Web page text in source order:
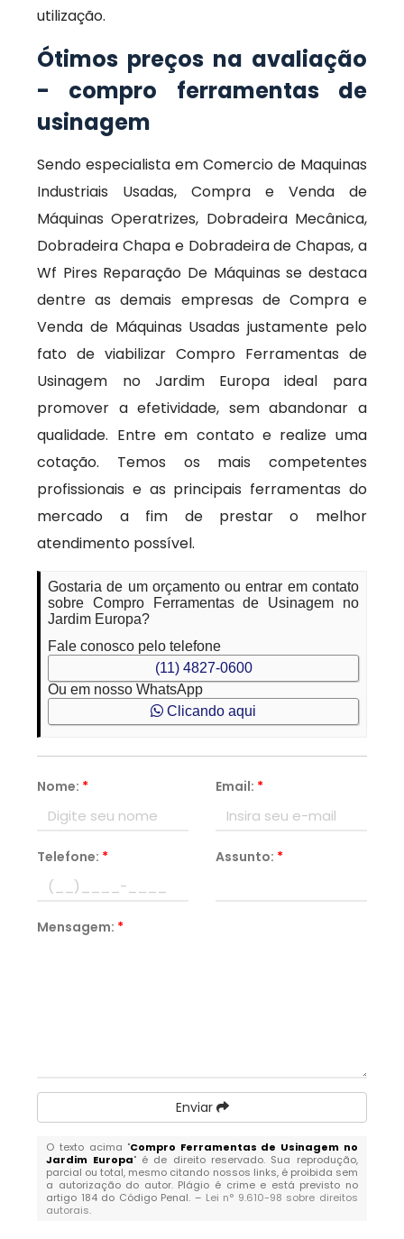
utilização.
Ótimos preços na avaliação
- compro ferramentas de
usinagem
Sendo especialista em Comercio de Maquinas
Industriais Usadas, Compra e Venda de
Máquinas Operatrizes, Dobradeira Mecânica,
Dobradeira Chapa e Dobradeira de Chapas, a
Wf Pires Reparação De Máquinas se destaca
dentre as demais empresas de Compra e
Venda de Máquinas Usadas justamente pelo
fato de viabilizar Compro Ferramentas de
Usinagem no Jardim Europa ideal para
promover a efetividade, sem abandonar a
qualidade. Entre em contato e realize uma
cotação. Temos os mais competentes
profissionais e as principais ferramentas do
mercado a fim de prestar o melhor
atendimento possível.
Gostaria de um orçamento ou entrar em contato
sobre Compro Ferramentas de Usinagem no
Jardim Europa?
Fale conosco pelo telefone
(11) 4827-0600
Ou em nosso WhatsApp
Clicando aqui
Nome: * Email: *
Telefone: * Assunto: *
Mensagem: *
Enviar
O texto acima "Compro Ferramentas de Usinagem no
Jardim Europa" é de direito reservado. Sua reprodução,
parcial ou total, mesmo citando nossos links, é proibida sem
a autorização do autor. Plágio é crime e está previsto no
artigo 184 do Código Penal. – Lei n° 9.610-98 sobre direitos
autorais.